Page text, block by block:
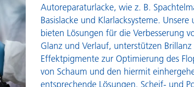
Care und I&I
und Möbellacke
Inks
Öl- und Gasindustrie
Personal Care
Pulverlacke
Autoreparaturlacke, wie z. B.
Basislacke und Klarlacksysteme.
bieten Lösungen für die Verbesserung
Glanz und Verlauf, unterstützen
Effektpigmente zur Optimierung des
von Schaum und den hiermit
entsprechende Lösungen. Scheif- und